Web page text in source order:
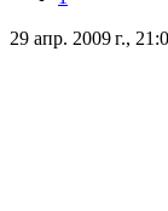
29 апр. 2009 г.,